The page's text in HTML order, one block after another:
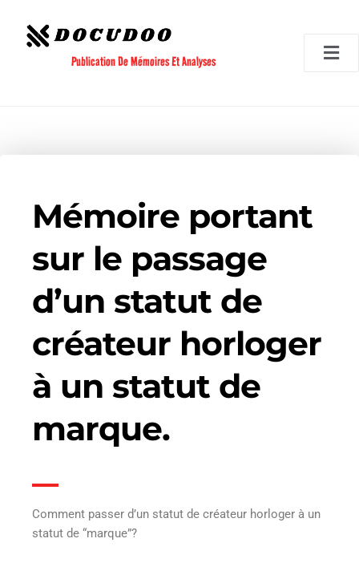
contenu
Publication De Mémoires Et Analyses
Mémoire portant
sur le passage
d’un statut de
créateur horloger
à un statut de
marque.
Comment passer d’un statut de créateur horloger à un
statut de “marque”?